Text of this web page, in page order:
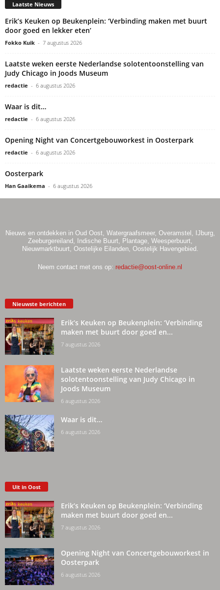
Laatste Nieuws
Erik’s Keuken op Beukenplein: ‘Verbinding maken met buurt
door goed en lekker eten’
Fokko Kuik - 7 augustus 2026
Laatste weken eerste Nederlandse solotentoonstelling van
Judy Chicago in Joods Museum
redactie - 6 augustus 2026
Waar is dit…
redactie - 6 augustus 2026
Opening Night van Concertgebouworkest in Oosterpark
redactie - 6 augustus 2026
Oosterpark
Han Gaaikema - 6 augustus 2026
Nieuws en ontdekken in Oud Oost, Watergraafsmeer, Overamstel, IJburg,
Zeeburgereiland, Indische Buurt, Plantage, Weesperbuurt,
Nieuwmarktbuurt, Oostelijke Eilanden, Oostelijk Havengebied.
Neem contact met ons op: redactie@oost-online.nl
Nieuwste berichten
Erik’s Keuken op Beukenplein: ‘Verbinding
maken met buurt door goed en...
7 augustus 2026
Laatste weken eerste Nederlandse
solotentoonstelling van Judy Chicago in
Joods Museum
6 augustus 2026
Waar is dit…
6 augustus 2026
Uit in Oost
Erik’s Keuken op Beukenplein: ‘Verbinding
maken met buurt door goed en...
7 augustus 2026
Opening Night van Concertgebouworkest in
Oosterpark
6 augustus 2026